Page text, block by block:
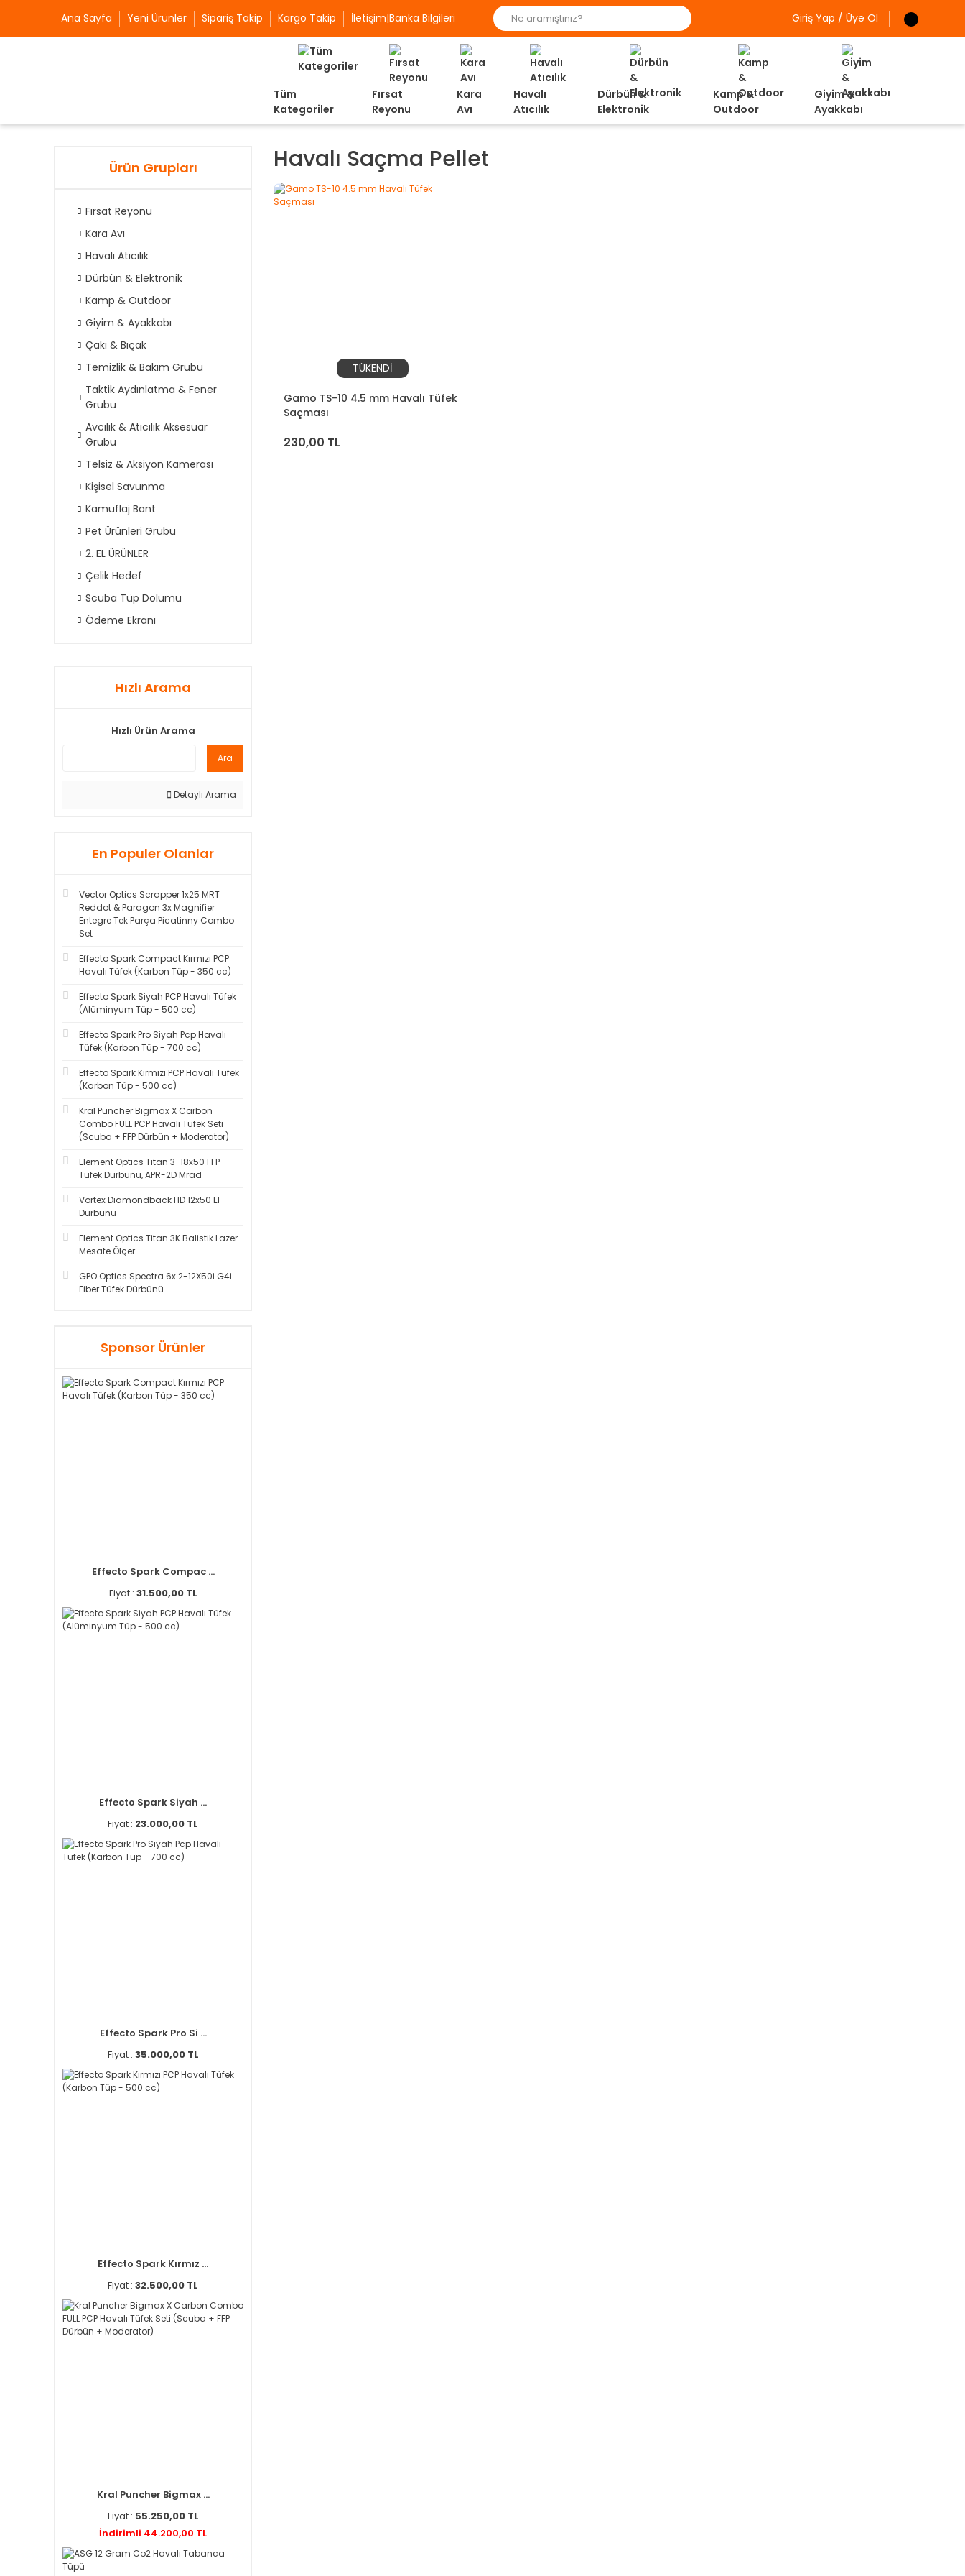
Ana Sayfa Yeni Ürünler Sipariş Takip Kargo Takip İletişim|Banka Bilgileri Giriş Yap / Üye Ol
Tüm
Kategoriler
Fırsat
Reyonu
Kara
Avı
Havalı
Atıcılık
Dürbün &
Elektronik
Kamp &
Outdoor
Giyim &
Ayakkabı
Ürün Grupları
Fırsat Reyonu
Kara Avı
Havalı Atıcılık
Dürbün & Elektronik
Kamp & Outdoor
Giyim & Ayakkabı
Çakı & Bıçak
Temizlik & Bakım Grubu
Taktik Aydınlatma & Fener
Grubu
Avcılık & Atıcılık Aksesuar
Grubu
Telsiz & Aksiyon Kamerası
Kişisel Savunma
Kamuflaj Bant
Pet Ürünleri Grubu
2. EL ÜRÜNLER
Çelik Hedef
Scuba Tüp Dolumu
Ödeme Ekranı
Hızlı Arama
Hızlı Ürün Arama
Ara
Detaylı Arama
En Populer Olanlar
Vector Optics Scrapper 1x25 MRT
Reddot & Paragon 3x Magnifier
Entegre Tek Parça Picatinny Combo
Set
Effecto Spark Compact Kırmızı PCP
Havalı Tüfek (Karbon Tüp - 350 cc)
Effecto Spark Siyah PCP Havalı Tüfek
(Alüminyum Tüp - 500 cc)
Effecto Spark Pro Siyah Pcp Havalı
Tüfek (Karbon Tüp - 700 cc)
Effecto Spark Kırmızı PCP Havalı Tüfek
(Karbon Tüp - 500 cc)
Kral Puncher Bigmax X Carbon
Combo FULL PCP Havalı Tüfek Seti
(Scuba + FFP Dürbün + Moderator)
Element Optics Titan 3-18x50 FFP
Tüfek Dürbünü, APR-2D Mrad
Vortex Diamondback HD 12x50 El
Dürbünü
Element Optics Titan 3K Balistik Lazer
Mesafe Ölçer
GPO Optics Spectra 6x 2-12X50i G4i
Fiber Tüfek Dürbünü
Sponsor Ürünler
Effecto Spark Compac ...
Fiyat : 31.500,00 TL
Effecto Spark Siyah ...
Fiyat : 23.000,00 TL
Effecto Spark Pro Si ...
Fiyat : 35.000,00 TL
Effecto Spark Kırmız ...
Fiyat : 32.500,00 TL
Kral Puncher Bigmax ...
Fiyat : 55.250,00 TL
İndirimli 44.200,00 TL
Havalı Saçma Pellet
TÜKENDİ
Gamo TS-10 4.5 mm Havalı Tüfek
Saçması
230,00 TL